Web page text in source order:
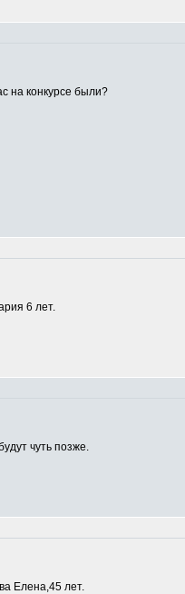
на конкурсе были?
6 лет.
чуть позже.
Елена,45 лет.